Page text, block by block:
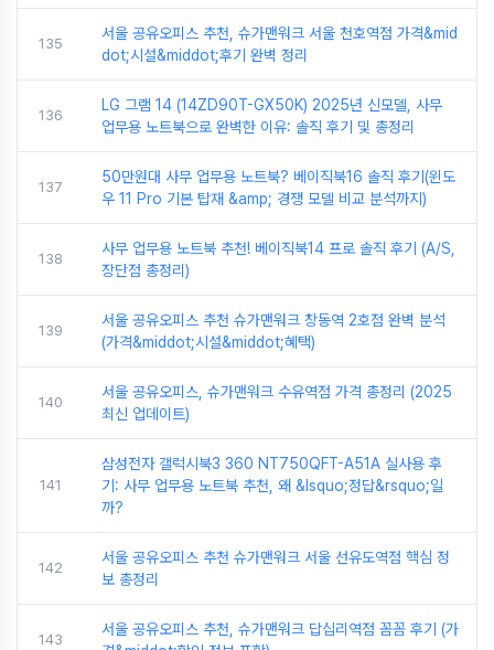
135
서울 공유오피스 추천, 슈가맨워크 서울 천호역점 가격&mid
dot;시설&middot;후기 완벽 정리
136
LG 그램 14 (14ZD90T-GX50K) 2025년 신모델, 사무
업무용 노트북으로 완벽한 이유: 솔직 후기 및 총정리
137
50만원대 사무 업무용 노트북? 베이직북16 솔직 후기(윈도
우 11 Pro 기본 탑재 &amp; 경쟁 모델 비교 분석까지)
138
사무 업무용 노트북 추천! 베이직북14 프로 솔직 후기 (A/S,
장단점 총정리)
139
서울 공유오피스 추천 슈가맨워크 창동역 2호점 완벽 분석
(가격&middot;시설&middot;혜택)
140
서울 공유오피스, 슈가맨워크 수유역점 가격 총정리 (2025
최신 업데이트)
141
삼성전자 갤럭시북3 360 NT750QFT-A51A 실사용 후
기: 사무 업무용 노트북 추천, 왜 &lsquo;정답&rsquo;일
까?
142
서울 공유오피스 추천 슈가맨워크 서울 선유도역점 핵심 정
보 총정리
143
서울 공유오피스 추천, 슈가맨워크 답십리역점 꼼꼼 후기 (가